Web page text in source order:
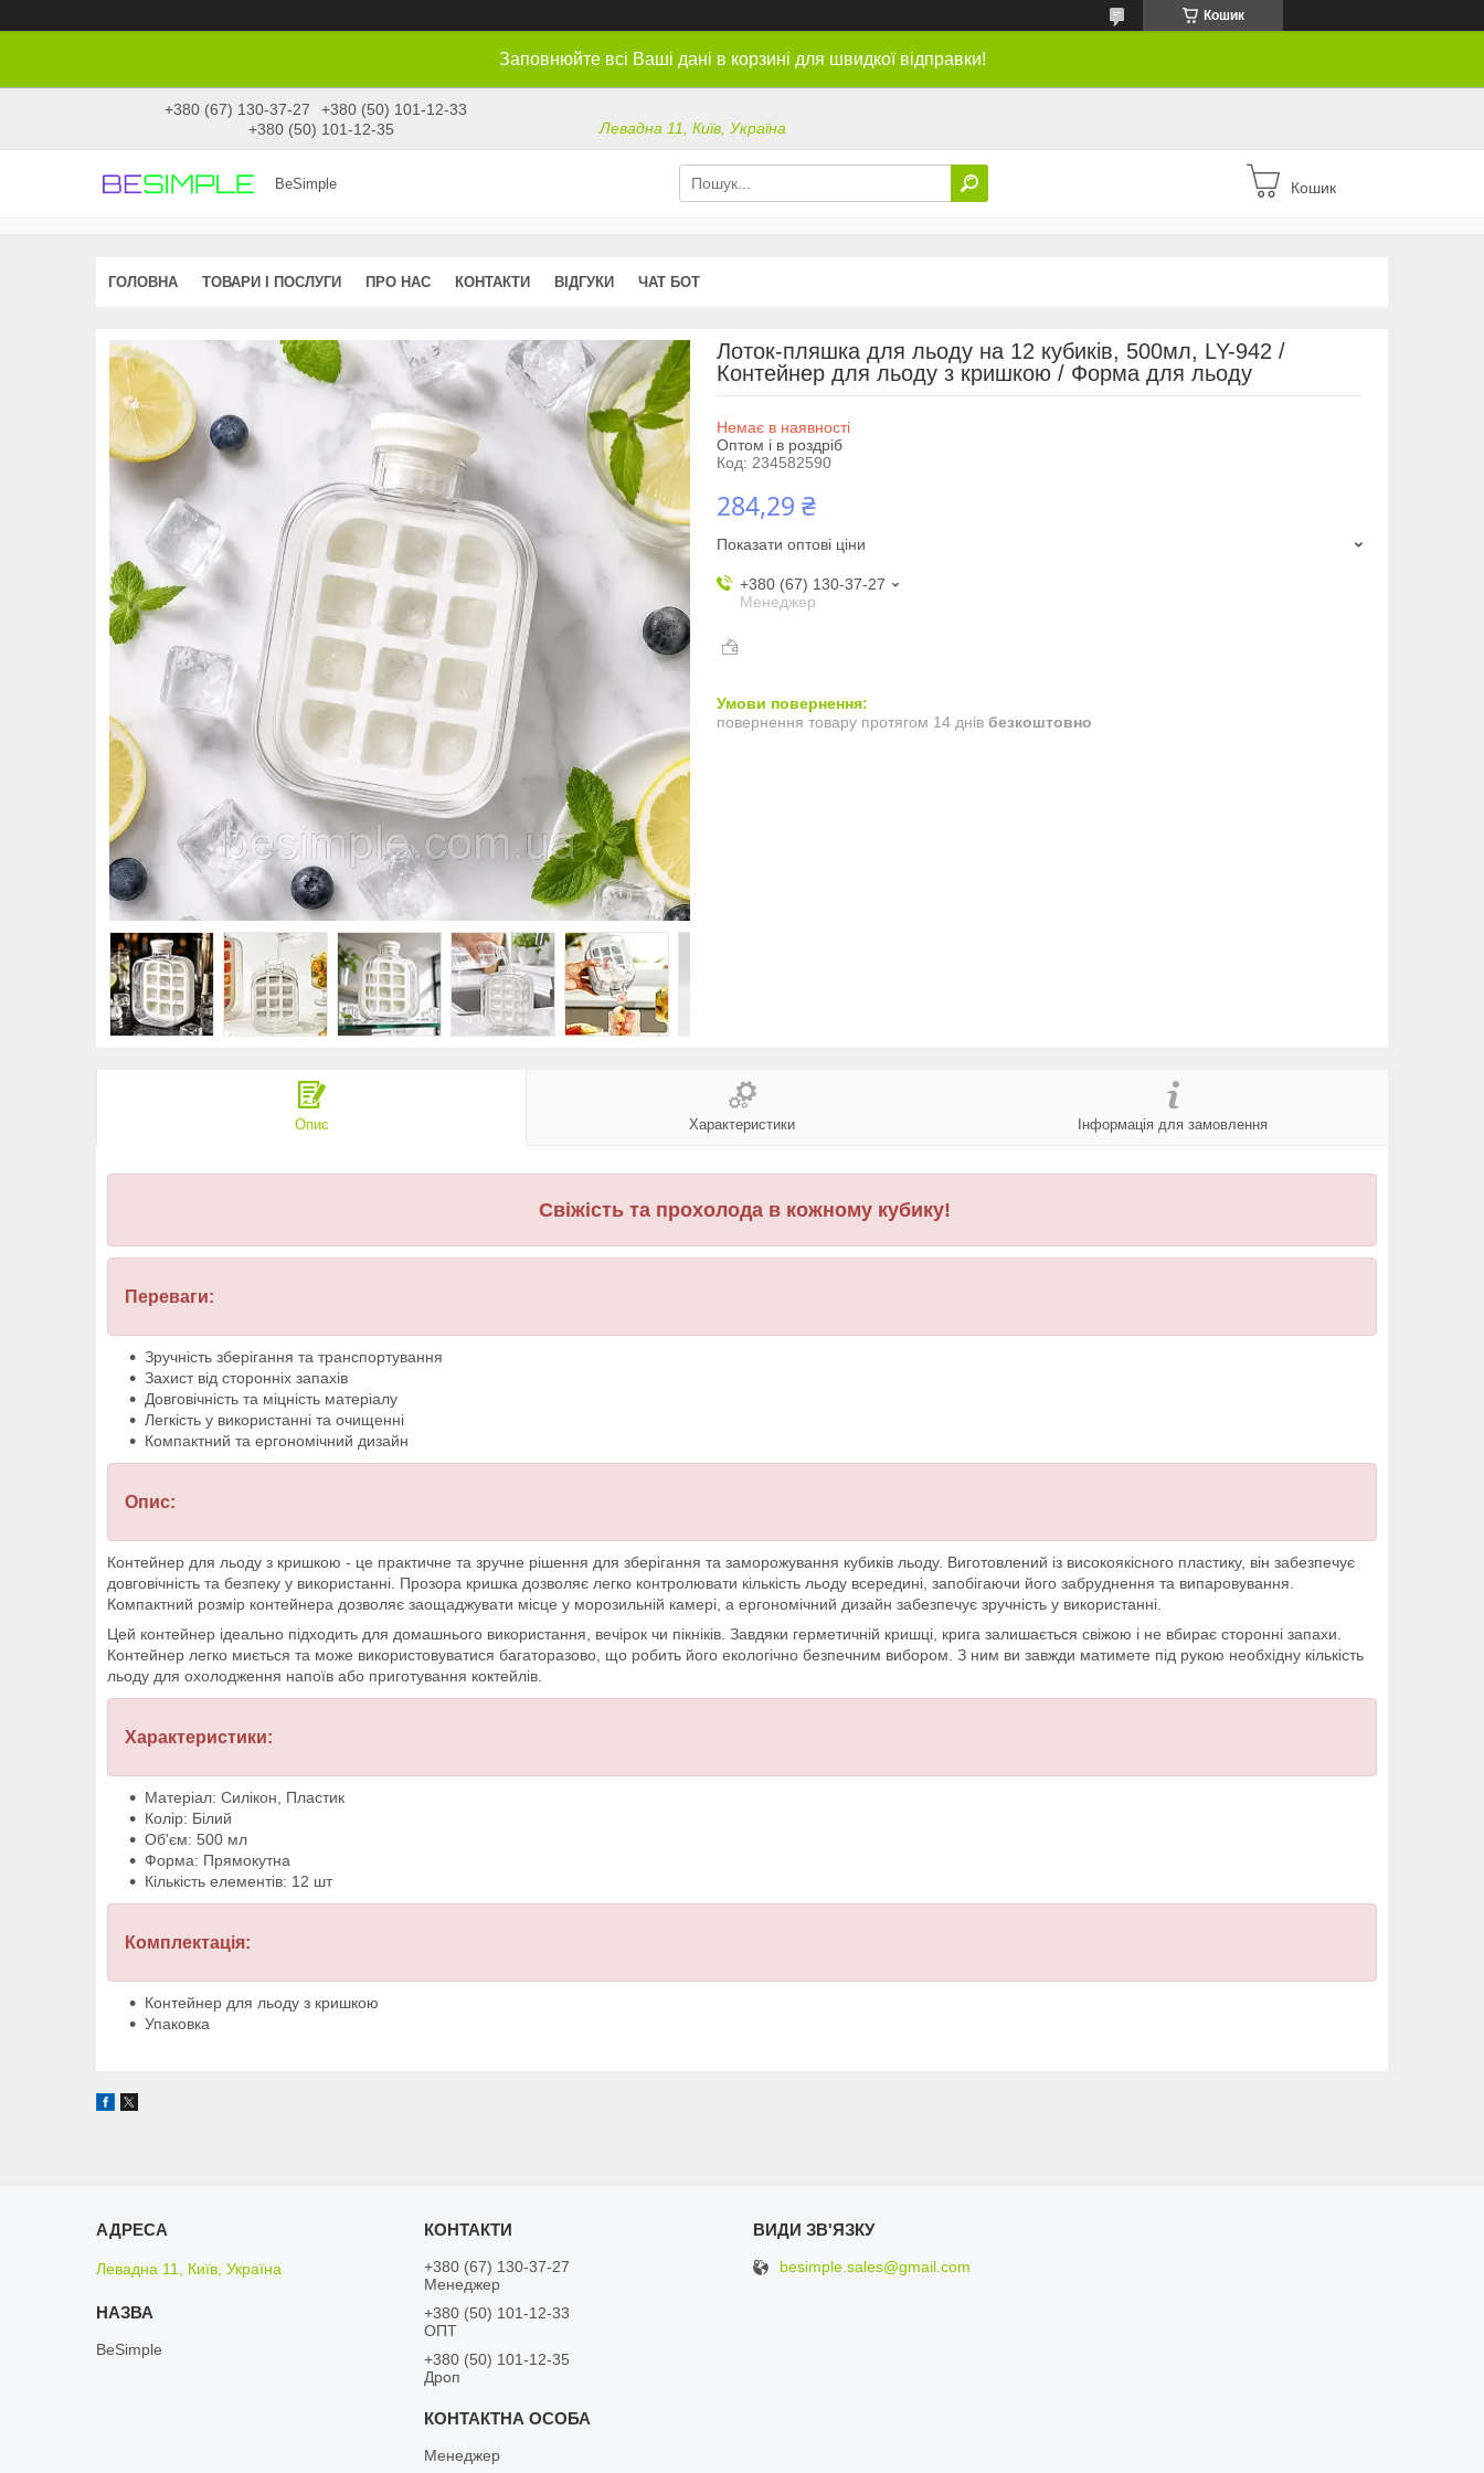
Кошик
Заповнюйте всі Ваші дані в корзині для швидкої відправки!
+380 (67) 130-37-27
+380 (50) 101-12-33
+380 (50) 101-12-35
Левадна 11, Київ, Україна
BeSimple Кошик
ГОЛОВНА ТОВАРИ І ПОСЛУГИ ПРО НАС КОНТАКТИ ВІДГУКИ ЧАТ БОТ
Лоток-пляшка для льоду на 12 кубиків, 500мл, LY-942 /
Контейнер для льоду з кришкою / Форма для льоду
Немає в наявності
Оптом і в роздріб
Код: 234582590
284,29 ₴
Показати оптові ціни
+380 (67) 130-37-27
Менеджер
повернення товару протягом 14 днів безкоштовно
Опис Характеристики Інформація для замовлення
Свіжість та прохолода в кожному кубику!
Переваги:
Зручність зберігання та транспортування
Захист від сторонніх запахів
Довговічність та міцність матеріалу
Легкість у використанні та очищенні
Компактний та ергономічний дизайн
Опис:
Контейнер для льоду з кришкою - це практичне та зручне рішення для зберігання та заморожування кубиків льоду. Виготовлений із високоякісного пластику, він забезпечує
довговічність та безпеку у використанні. Прозора кришка дозволяє легко контролювати кількість льоду всередині, запобігаючи його забруднення та випаровування.
Компактний розмір контейнера дозволяє заощаджувати місце у морозильній камері, а ергономічний дизайн забезпечує зручність у використанні.
Цей контейнер ідеально підходить для домашнього використання, вечірок чи пікніків. Завдяки герметичній кришці, крига залишається свіжою і не вбирає сторонні запахи.
Контейнер легко миється та може використовуватися багаторазово, що робить його екологічно безпечним вибором. З ним ви завжди матимете під рукою необхідну кількість
льоду для охолодження напоїв або приготування коктейлів.
Характеристики:
Матеріал: Силікон, Пластик
Колір: Білий
Об'єм: 500 мл
Форма: Прямокутна
Кількість елементів: 12 шт
Комплектація:
Контейнер для льоду з кришкою
Упаковка
Левадна 11, Київ, Україна
BeSimple
+380 (67) 130-37-27
Менеджер
+380 (50) 101-12-33
ОПТ
+380 (50) 101-12-35
Дроп
Менеджер
besimple.sales@gmail.com